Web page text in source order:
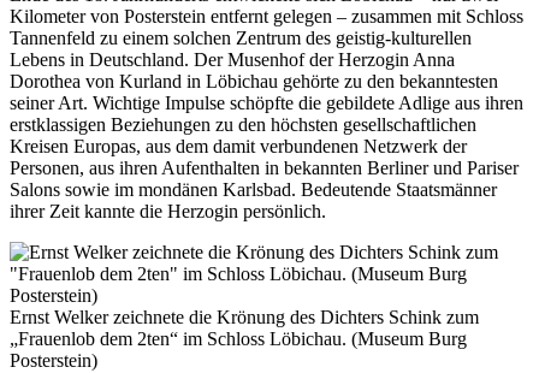
Kilometer von Posterstein entfernt gelegen – zusammen mit Schloss
Tannenfeld zu einem solchen Zentrum des geistig-kulturellen
Lebens in Deutschland. Der Musenhof der Herzogin Anna
Dorothea von Kurland in Löbichau gehörte zu den bekanntesten
seiner Art. Wichtige Impulse schöpfte die gebildete Adlige aus ihren
erstklassigen Beziehungen zu den höchsten gesellschaftlichen
Kreisen Europas, aus dem damit verbundenen Netzwerk der
Personen, aus ihren Aufenthalten in bekannten Berliner und Pariser
Salons sowie im mondänen Karlsbad. Bedeutende Staatsmänner
ihrer Zeit kannte die Herzogin persönlich.
Ernst Welker zeichnete die Krönung des Dichters Schink zum
„Frauenlob dem 2ten“ im Schloss Löbichau. (Museum Burg
Posterstein)